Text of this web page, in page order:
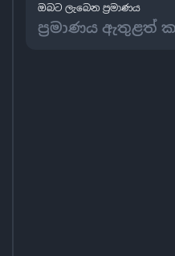
ඔබට ලැබෙන ප්‍රමාණය